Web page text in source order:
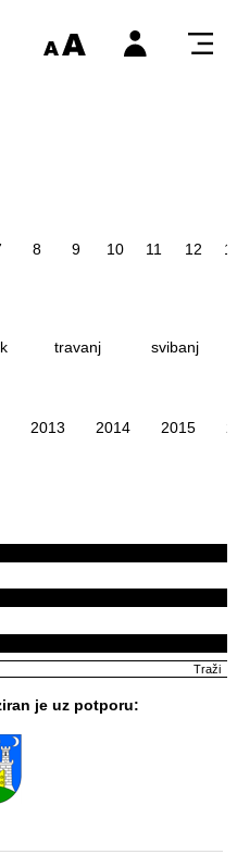
8 9 10 11 12
travanj svibanj
2013 2014 2015
je uz potporu: